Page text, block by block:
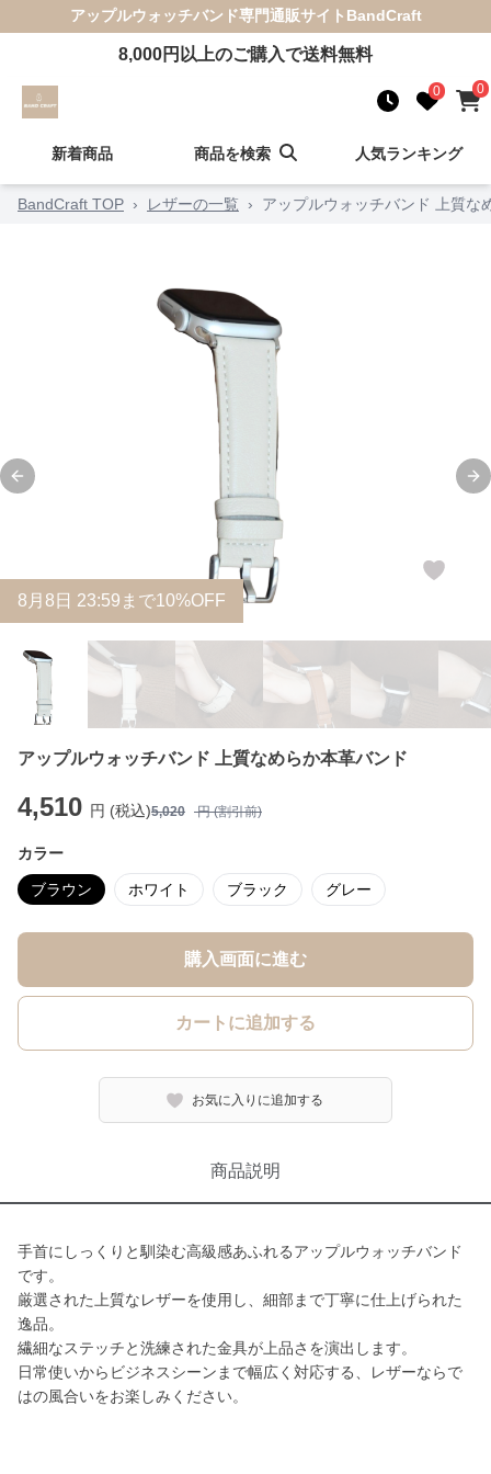
アップルウォッチバンド専門通販サイト BandCraft
8,000円以上のご購入で送料無料
0 0
新着商品 商品を検索 人気ランキング
BandCraft TOP › レザーの一覧 › アップルウォッチバンド 上質な
Previous slide
8 月 8 日 23:59まで10%OFF
アップルウォッチバンド 上質なめらか本革バンド
4,510 円 (税込)5,020 円 (割引前)
カラー
ブラウン ホワイト ブラック グレー
購入画面に進む
カートに追加する
お気に入りに追加する
商品説明
手首にしっくりと馴染む高級感あふれるアップルウォッチバンド
です。
厳選された上質なレザーを使用し、細部まで丁寧に仕上げられた
逸品。
繊細なステッチと洗練された金具が上品さを演出します。
日常使いからビジネスシーンまで幅広く対応する、レザーならで
はの風合いをお楽しみください。